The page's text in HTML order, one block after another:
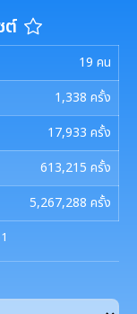
รัพยากรท้องถิ่น
ดทำฐาน
ขและสิ่งแวดล้อม
งคม
ล
ม.ส.4
ทศบาลเมืองสุเทพ
ชาชน
ต์
19 คน
1,338 ครั้ง
17,933 ครั้ง
613,215 ครั้ง
5,267,288 ครั้ง